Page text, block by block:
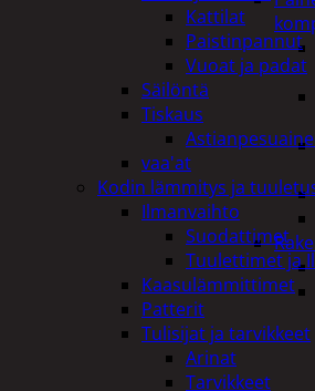
Kattilat
Paistinpannut
Vuoat ja padat
Säilöntä
Tiskaus
vaa'at
Kodin lämmitys ja
Ilmanvaihto
Suodattimet
Tuulettimet ja
Kaasulämmittimet
Patterit
Tulisijat ja tarvikkeet
Arinat
Tarvikkeet